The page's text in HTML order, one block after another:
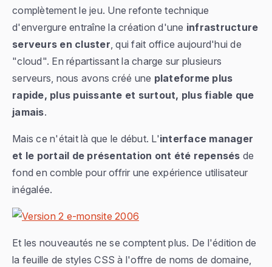
complètement le jeu. Une refonte technique
d'envergure entraîne la création d'une infrastructure
serveurs en cluster , qui fait office aujourd'hui de
"cloud". En répartissant la charge sur plusieurs
serveurs, nous avons créé une plateforme plus
rapide, plus puissante et surtout, plus fiable que
jamais.
Mais ce n'était là que le début. L'interface manager
et le portail de présentation ont été repensés de
fond en comble pour offrir une expérience utilisateur
inégalée.
Et les nouveautés ne se comptent plus. De l'édition de
la feuille de styles CSS à l'offre de noms de domaine,